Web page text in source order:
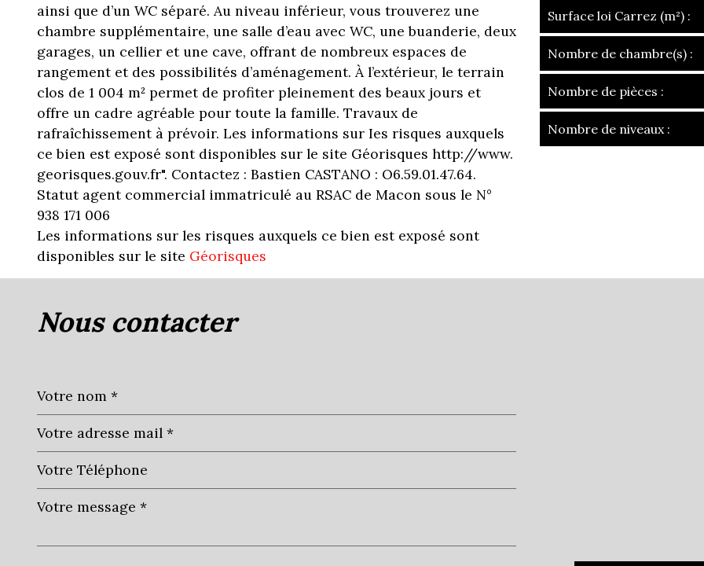
ainsi que d’un WC séparé. Au niveau inférieur, vous trouverez une
chambre supplémentaire, une salle d’eau avec WC, une buanderie, deux
garages, un cellier et une cave, offrant de nombreux espaces de
rangement et des possibilités d’aménagement. À l’extérieur, le terrain
clos de 1 004 m² permet de profiter pleinement des beaux jours et
offre un cadre agréable pour toute la famille. Travaux de
rafraîchissement à prévoir. Les informations sur Ies risques auxquels
ce bien est exposé sont disponibles sur le site Géorisques http://www.
georisques.gouv.fr". Contactez : Bastien CASTANO : O6.59.01.47.64.
Statut agent commercial immatriculé au RSAC de Macon sous le N°
938 171 006
Les informations sur les risques auxquels ce bien est exposé sont
disponibles sur le site Géorisques
Surface loi Carrez (m²) :
Nombre de chambre(s) :
Nombre de pièces :
Nombre de niveaux :
nous contacter